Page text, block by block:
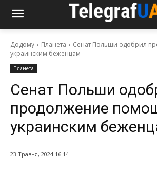
Додому Планета
Сенат Польши одобрил
украинским беженцам
Планета
Сенат Польши
продолжение
украинским
23 Травня, 2024 16:14